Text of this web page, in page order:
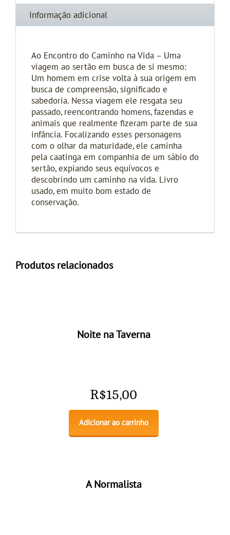
Informação adicional
Ao Encontro do Caminho na Vida – Uma
viagem ao sertão em busca de si mesmo:
Um homem em crise volta à sua origem em
busca de compreensão, significado e
sabedoria. Nessa viagem ele resgata seu
passado, reencontrando homens, fazendas e
animais que realmente fizeram parte de sua
infância. Focalizando esses personagens
com o olhar da maturidade, ele caminha
pela caatinga em companhia de um sábio do
sertão, expiando seus equívocos e
descobrindo um caminho na vida. Livro
usado, em muito bom estado de
conservação.
Produtos relacionados
Noite na Taverna
R$15,00
Adicionar ao carrinho
A Normalista